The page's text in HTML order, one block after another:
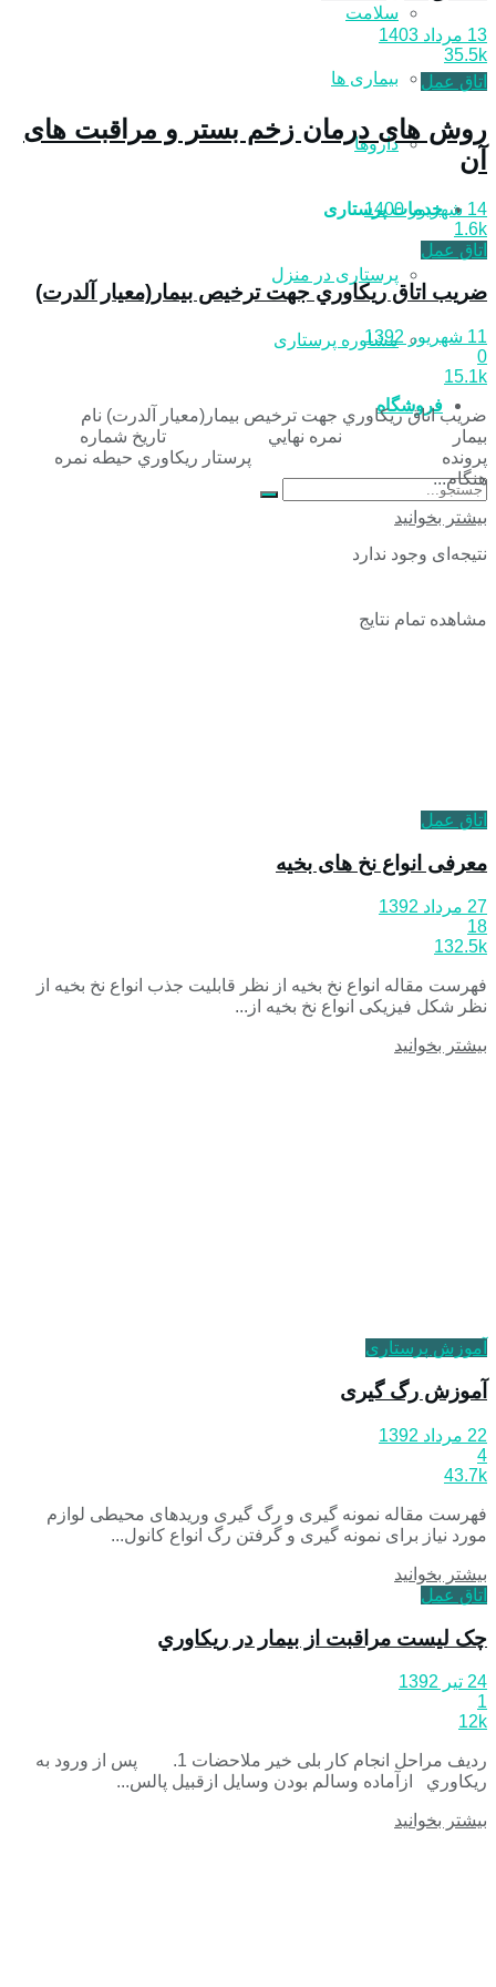
سلامت
بیماری ها
داروها
خدمات پرستاری
پرستاری در منزل
مشاوره پرستاری
فروشگاه
نتیجه‌ای وجود ندارد
مشاهده تمام نتایج
13 مرداد 1403
35.5k
اتاق عمل
روش های درمان زخم بستر و مراقبت های
آن
14 شهریور 1400
1.6k
اتاق عمل
ضريب اتاق ريكاوري جهت ترخيص بيمار(معيار آلدرت)
11 شهریور 1392
0
15.1k
ضريب اتاق ريكاوري جهت ترخيص بيمار(معيار آلدرت) نام
بيمار نمره نهايي تاريخ شماره
پرونده پرستار ريكاوري حيطه نمره
هنگام...
بیشتر بخوانید
اتاق عمل
معرفی انواع نخ های بخیه
27 مرداد 1392
18
132.5k
فهرست مقاله انواع نخ بخیه از نظر قابلیت جذب انواع نخ بخیه از
نظر شکل فیزیکی انواع نخ‌ بخیه از...
بیشتر بخوانید
آموزش پرستاری
آموزش رگ گیری
22 مرداد 1392
4
43.7k
فهرست مقاله نمونه گیری و رگ گیری وریدهای محیطی لوازم
مورد نیاز برای نمونه گیری و گرفتن رگ انواع کانول...
بیشتر بخوانید
اتاق عمل
چک لیست مراقبت از بيمار در ريكاوري
24 تیر 1392
1
12k
ردیف مراحل انجام کار بلی خیر ملاحضات 1. پس از ورود به
ريكاوري ازآماده وسالم بودن وسايل ازقبيل پالس...
بیشتر بخوانید